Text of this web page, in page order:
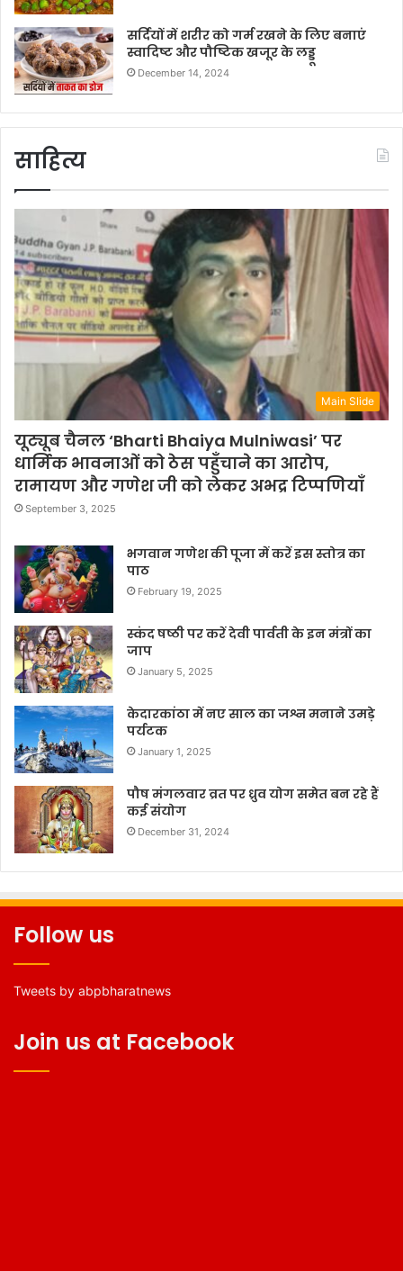
सर्दियों में शरीर को गर्म रखने के लिए बनाएं
स्वादिष्ट और पौष्टिक खजूर के लड्डू
December 14, 2024
साहित्य
Main Slide
यूट्यूब चैनल ‘Bharti Bhaiya Mulniwasi’ पर
धार्मिक भावनाओं को ठेस पहुँचाने का आरोप,
रामायण और गणेश जी को लेकर अभद्र टिप्पणियाँ
September 3, 2025
भगवान गणेश की पूजा में करें इस स्तोत्र का
पाठ
February 19, 2025
स्कंद षष्ठी पर करें देवी पार्वती के इन मंत्रों का
जाप
January 5, 2025
केदारकांठा में नए साल का जश्न मनाने उमड़े
पर्यटक
January 1, 2025
पौष मंगलवार व्रत पर ध्रुव योग समेत बन रहे हैं
कई संयोग
December 31, 2024
Follow us
Tweets by abpbharatnews
Join us at Facebook